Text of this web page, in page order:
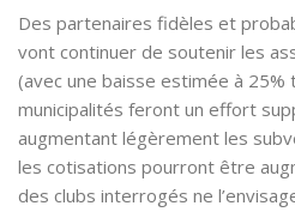
Des partenaires fidèles et
vont continuer de soutenir les
(avec une baisse estimée à
municipalités feront un effort
augmentant légèrement les
les cotisations pourront être
des clubs interrogés ne